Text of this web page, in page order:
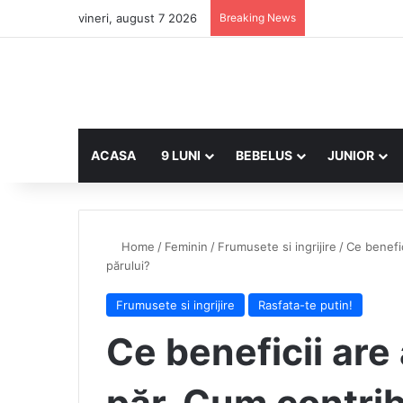
vineri, august 7 2026 Breaking News
ACASA 9 LUNI BEBELUS JUNIOR
Home / Feminin / Frumusete si ingrijire /Ce
părului?
Frumusete si ingrijire Rasfata-te putin!
Ce beneficii